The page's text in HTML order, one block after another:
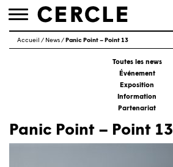
Toggle
Accueil / News/ Panic Point – Point 13
Toutes les news
Événement
Exposition
Information
Partenariat
Panic Point – Point 13